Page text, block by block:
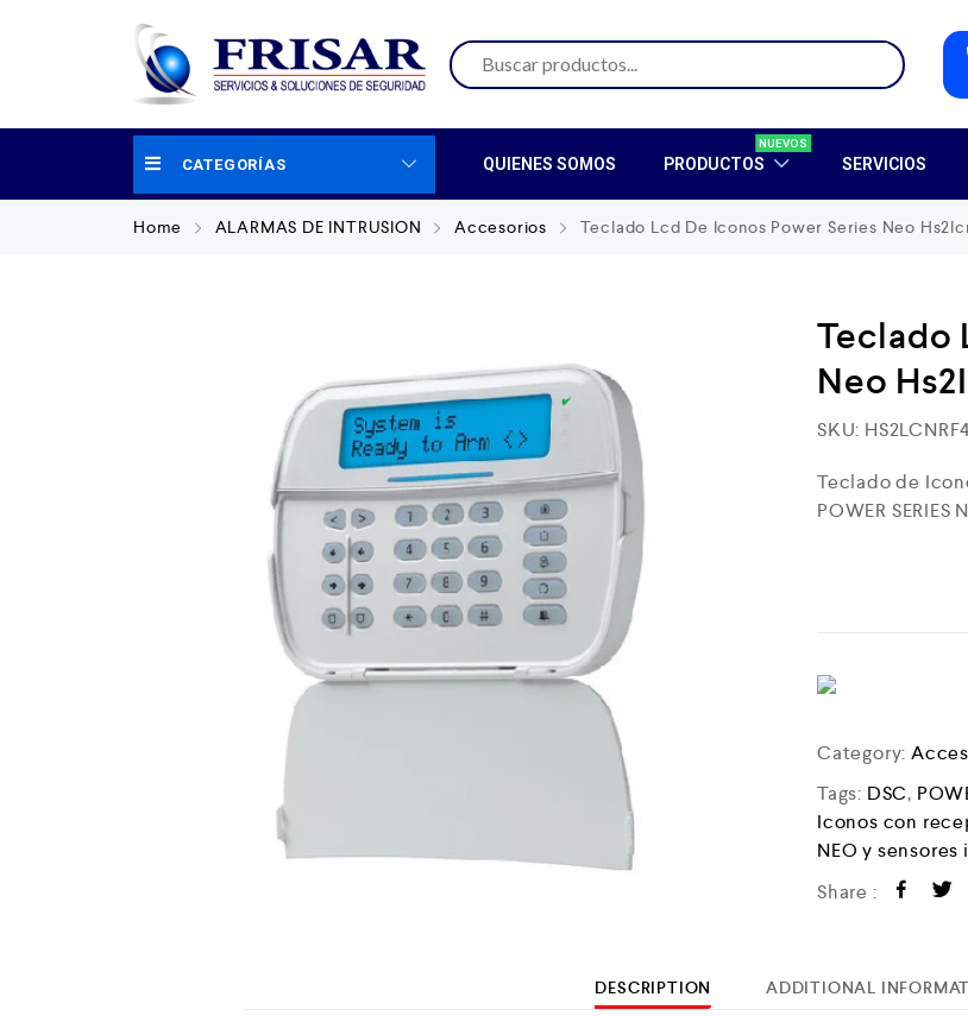
CATEGORÍAS QUIENES SOMOS PRODUCTOS
NUEVOS
SERVICIOS
Home ALARMAS DE INTRUSION Accesorios Teclado Lcd De Iconos Power Series Neo
Teclado
Neo
SKU:
Teclado de
POWER
Category:
Tags: DSC,
Iconos con
NEO y
Share :
DESCRIPTION ADDITIONAL